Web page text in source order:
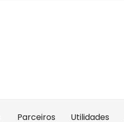
Parceiros Utilidades